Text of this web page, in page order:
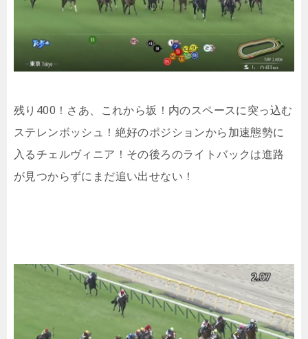
残り400！さあ、これから坂！内のスペースに突っ込む
ステレンボッシュ！絶好のポジションから加速態勢に
入るチェルヴィニア！その後ろのライトバックは進路
が見つからずにまだ追い出せない！